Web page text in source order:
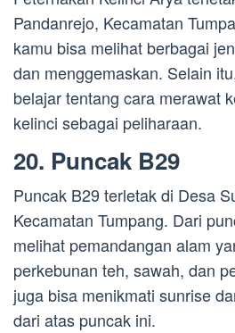
Pandanrejo, Kecamatan
kamu bisa melihat berbagai
dan menggemaskan. Selain
belajar tentang cara merawat
kelinci sebagai peliharaan.
20. Puncak B29
Puncak B29 terletak di Desa
Kecamatan Tumpang. Dari
melihat pemandangan alam
perkebunan teh, sawah, dan
juga bisa menikmati sunrise
dari atas puncak ini.